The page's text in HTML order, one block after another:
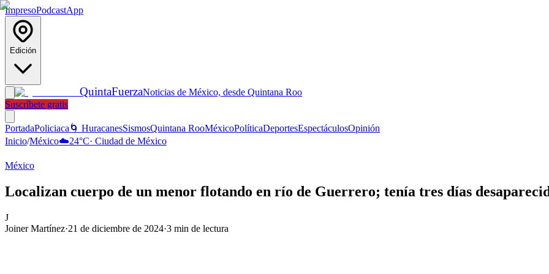
ImpresoPodcastApp
Edición
QuintaFuerzaNoticias de México, desde Quintana Roo
Suscríbete gratis
PortadaPoliciaca 🌀 HuracanesSismosQuintana RooMéxicoPolíticaDeportesEspectáculosOpinión
Inicio/México☁️24°C· Ciudad de México
México
Localizan cuerpo de un menor flotando en río de Guerrero; tenía tres días
J
Joiner Martínez·21 de diciembre de 2024·3 min de lectura